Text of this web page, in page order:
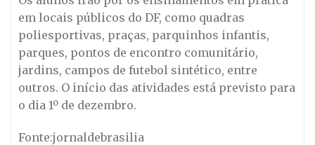
em locais públicos do DF, como quadras
poliesportivas, praças, parquinhos infantis,
parques, pontos de encontro comunitário,
jardins, campos de futebol sintético, entre
outros. O início das atividades está previsto para
o dia 1º de dezembro.
Fonte:jornaldebrasilia